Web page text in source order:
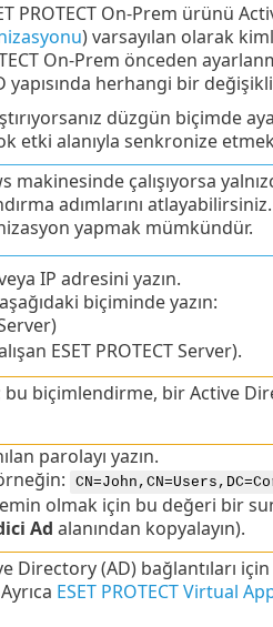
PROTECT On-Prem ürünü
) varsayılan olarak
On-Prem önceden
yapısında herhangi bir
düzgün biçimde
etki alanıyla senkronize
makinesinde çalışıyorsa
adımlarını
yapmak mümkündür.
IP adresini yazın.
biçiminde yazın:
ESET PROTECT Server).
biçimlendirme, bir Active
parolayı yazın.
olmak için bu değeri bir
Ad alanından kopyalayın).
Directory (AD) bağlantıları
ESET PROTECT Virtual